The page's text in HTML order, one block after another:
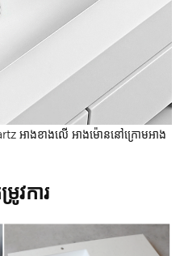
ាងខាងលើ អាងម៉ោននៅក្រោមអាង
វការ